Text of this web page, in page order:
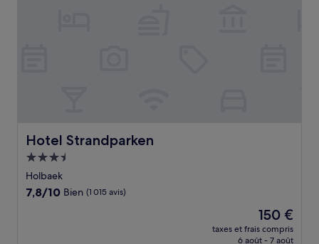
Hotel Strandparken
Hotel Strandparken
Hébergement
3.5 étoiles
Holbaek
7.8
7,8/10 Bien (1 015 avis)
Le
nouveau
prix
150 €
taxes et frais compris
6 août - 7 août